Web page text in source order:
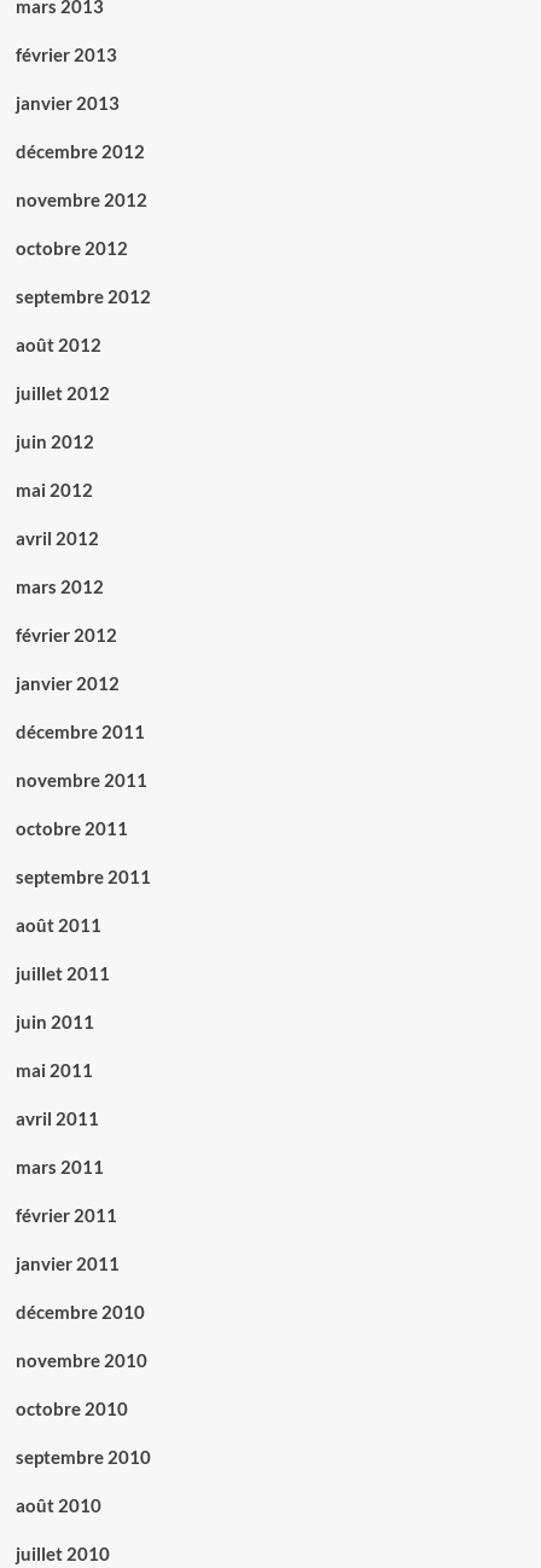
mars 2013
février 2013
janvier 2013
décembre 2012
novembre 2012
octobre 2012
septembre 2012
août 2012
juillet 2012
juin 2012
mai 2012
avril 2012
mars 2012
février 2012
janvier 2012
décembre 2011
novembre 2011
octobre 2011
septembre 2011
août 2011
juillet 2011
juin 2011
mai 2011
avril 2011
mars 2011
février 2011
janvier 2011
décembre 2010
novembre 2010
octobre 2010
septembre 2010
août 2010
juillet 2010